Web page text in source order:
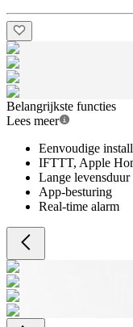
Belangrijkste functies
Lees meer
Eenvoudige
IFTTT, Apple
Lange levensduur
App-besturing
Real-time alarm